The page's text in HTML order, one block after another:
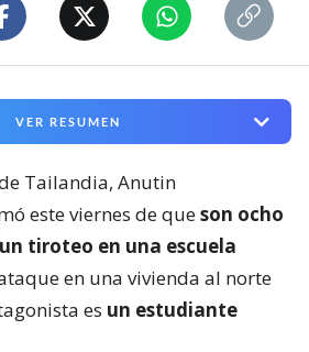
VER RESUMEN
Tailandia, Anutin
este viernes de queson ocho
un tiroteo en una escuela
en una vivienda al norte
es un estudiante